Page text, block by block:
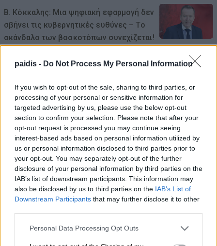
paidis - Do Not Process My Personal Information
If you wish to opt-out of the sale, sharing to third parties, or
processing of your personal or sensitive information for
targeted advertising by us, please use the below opt-out
section to confirm your selection. Please note that after your
opt-out request is processed you may continue seeing
interest-based ads based on personal information utilized by
us or personal information disclosed to third parties prior to
your opt-out. You may separately opt-out of the further
disclosure of your personal information by third parties on the
IAB’s list of downstream participants. This information may
also be disclosed by us to third parties on the IAB’s List of
Downstream Participants that may further disclose it to other
Personal Data Processing Opt Outs
Β. Κόκκαλης: Μια ψηφιακή εφαρμογή δεν
σβήνει τις κυβερνητικές ευθύνες – Το
σκάνδαλο των βοσκοτόπων συνεχίζεται!
όρους, τον τρόπο και τον φορέα
δημοπράτησης των κολυμβητικών
δεξαμενών
07/08/2026 , 21:21
Γ. Καριπίδης: Να ενισχυθούν άμεσα οι
υποστελεχωμένες Πυροσβεστικές
Υπηρεσίες της Π.Ε. Λάρισας
07/08/2026 , 21:17
Προσλήψεις επικουρικού νοσηλευτικού